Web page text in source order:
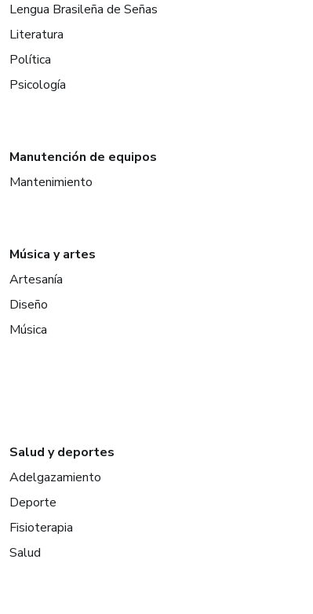
Lengua Brasileña de Señas
Literatura
Política
Psicología
Manutención de equipos
Mantenimiento
Música y artes
Artesanía
Diseño
Música
Salud y deportes
Adelgazamiento
Deporte
Fisioterapia
Salud